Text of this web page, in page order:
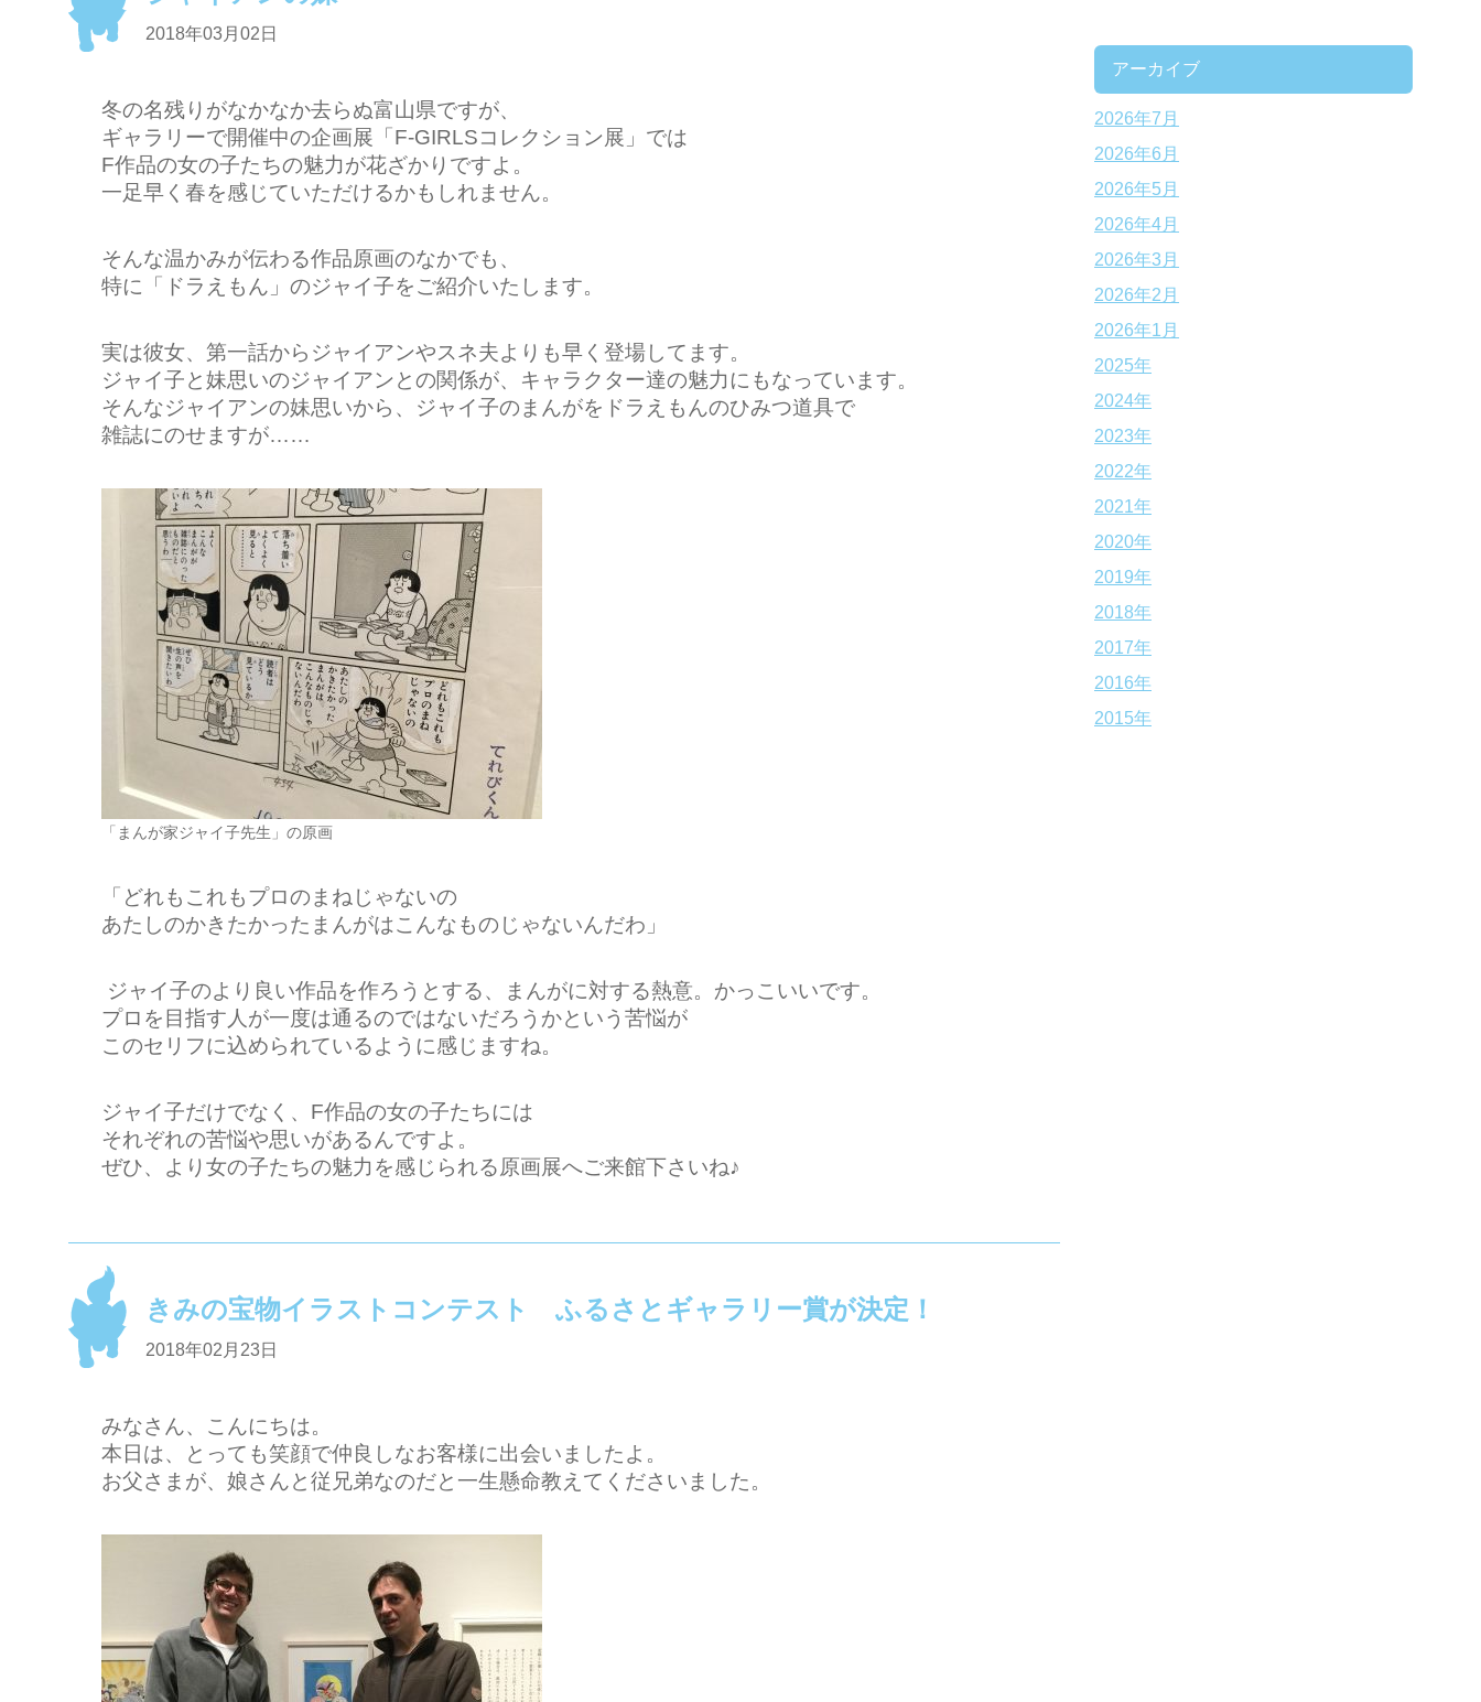
2018年03月02日
冬の名残りがなかなか去らぬ富山県ですが、
ギャラリーで開催中の企画展 「F-GIRLSコレクション展」では
F作品の女の子たちの魅力が花ざかりですよ。
一足早く春を感じていただけるかもしれません。
そんな温かみが伝わる作品原画のなかでも、
特に「ドラえもん」のジャイ子をご紹介いたします。
実は彼女、第一話からジャイアンやスネ夫よりも早く登場してます。
ジャイ子と妹思いのジャイアンとの関係が、キャラクター達の魅力にもなっています。
そんなジャイアンの妹思いから、ジャイ子のまんがをドラえもんのひみつ道具で
雑誌にのせますが……
「まんが家ジャイ子先生」の原画
「どれもこれもプロのまねじゃないの
あたしのかきたかったまんがはこんなものじゃないんだわ」
ジャイ子のより良い作品を作ろうとする、まんがに対する熱意。かっこいいです。
プロを目指す人が一度は通るのではないだろうかという苦悩が
このセリフに込められているように感じますね。
ジャイ子だけでなく、F作品の女の子たちには
それぞれの苦悩や思いがあるんですよ。
ぜひ、より女の子たちの魅力を感じられる原画展へご来館下さいね♪
きみの宝物イラストコンテスト ふるさとギャラリー賞が決定！
2018年02月23日
みなさん、こんにちは。
本日は、とっても笑顔で仲良しなお客様に出会いましたよ。
お父さまが、娘さんと従兄弟なのだと一生懸命教えてくださいました。
アーカイブ
2026年7月
2026年6月
2026年5月
2026年4月
2026年3月
2026年2月
2026年1月
2025年
2024年
2023年
2022年
2021年
2020年
2019年
2018年
2017年
2016年
2015年